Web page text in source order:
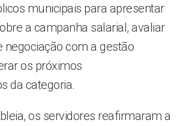
municipais para apresentar
a campanha salarial, avaliar
negociação com a gestão
os próximos
da categoria.
os servidores reafirmaram a